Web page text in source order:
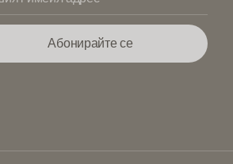
Абонирайте се